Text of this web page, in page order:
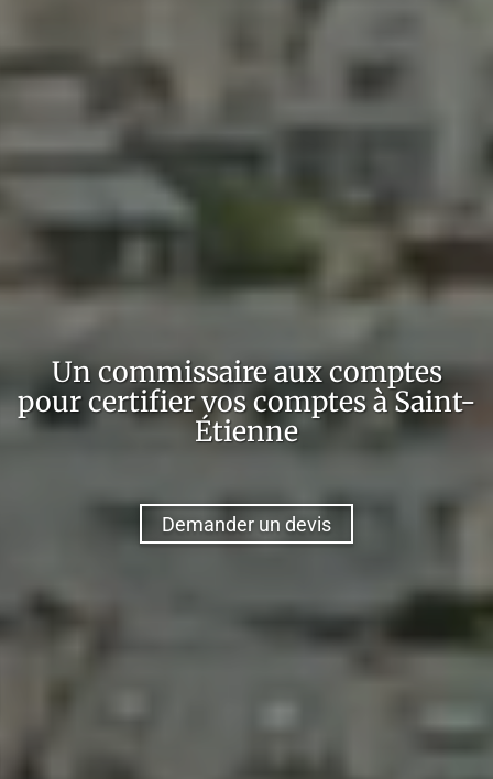
Un commissaire aux comptes
pour certifier vos comptes à Saint-
Étienne
Demander un devis